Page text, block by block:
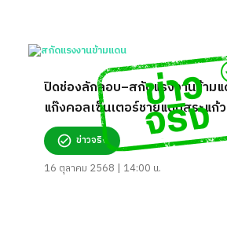
ปิดช่องลักลอบ–สกัดแรงงานข้าม
แก๊งคอลเซ็นเตอร์ชายแดนสระแก้ว
ข่าวจริง
16 ตุลาคม 2568 | 14:00 น.